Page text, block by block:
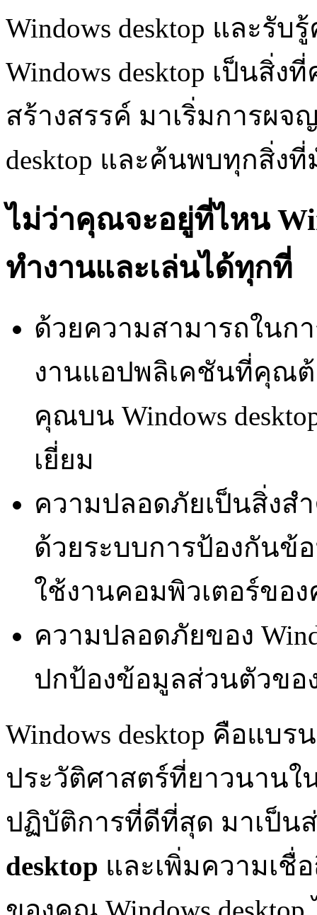
Windows desktop และรั
Windows desktop เป็นสิ่
สร้างสรรค์ มาเริ่มการผจ
desktop และค้นพบทุกสิ่ง
ไม่ว่าคุณจะอยู่ที่ไหน
ทำงานและเล่นได้ทุกที่
ด้วยความสามารถในก
งานแอปพลิเคชันที่คุณต้
คุณบน Windows
เยี่ยม
ความปลอดภัยเป็นสิ่งสำ
ด้วยระบบการป้องกันข้
ใช้งานคอมพิวเตอร์ขอ
ความปลอดภัยของ
ปกป้องข้อมูลส่วนตัวข
Windows desktop คือแบ
ประวัติศาสตร์ที่ยาวนาน
ปฏิบัติการที่ดีที่สุด มาเป็น
desktop และเพิ่มความเชื่